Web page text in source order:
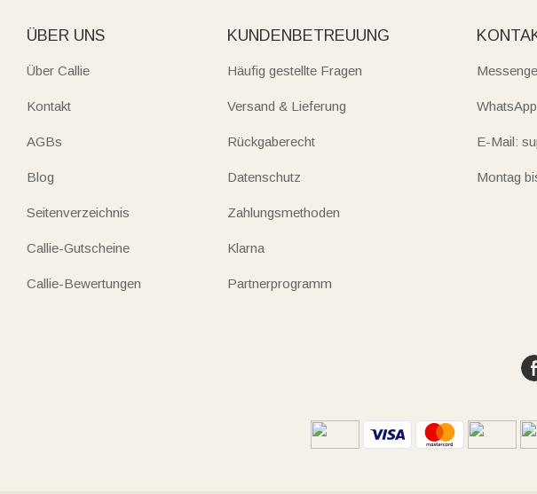
ÜBER UNS
Über Callie
Kontakt
AGBs
Blog
Seitenverzeichnis
Callie-Gutscheine
Callie-Bewertungen
KUNDENBETREUUNG
Häufig gestellte Fragen
Versand & Lieferung
Rückgaberecht
Datenschutz
Zahlungsmethoden
Klarna
Partnerprogramm
WhatsApp
E-Mail:
Montag